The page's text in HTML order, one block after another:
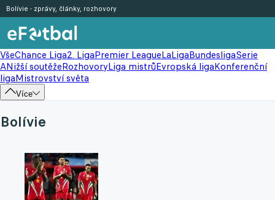
VšeChance Liga2. LigaPremier LeagueLaLigaBundesligaSerie
ANižší soutěžeRozhovoryLiga mistrůEvropská ligaKonferenční
ligaMistrovství světa
Více
Bolívie - zprávy, články, rozhovory
Bolívie